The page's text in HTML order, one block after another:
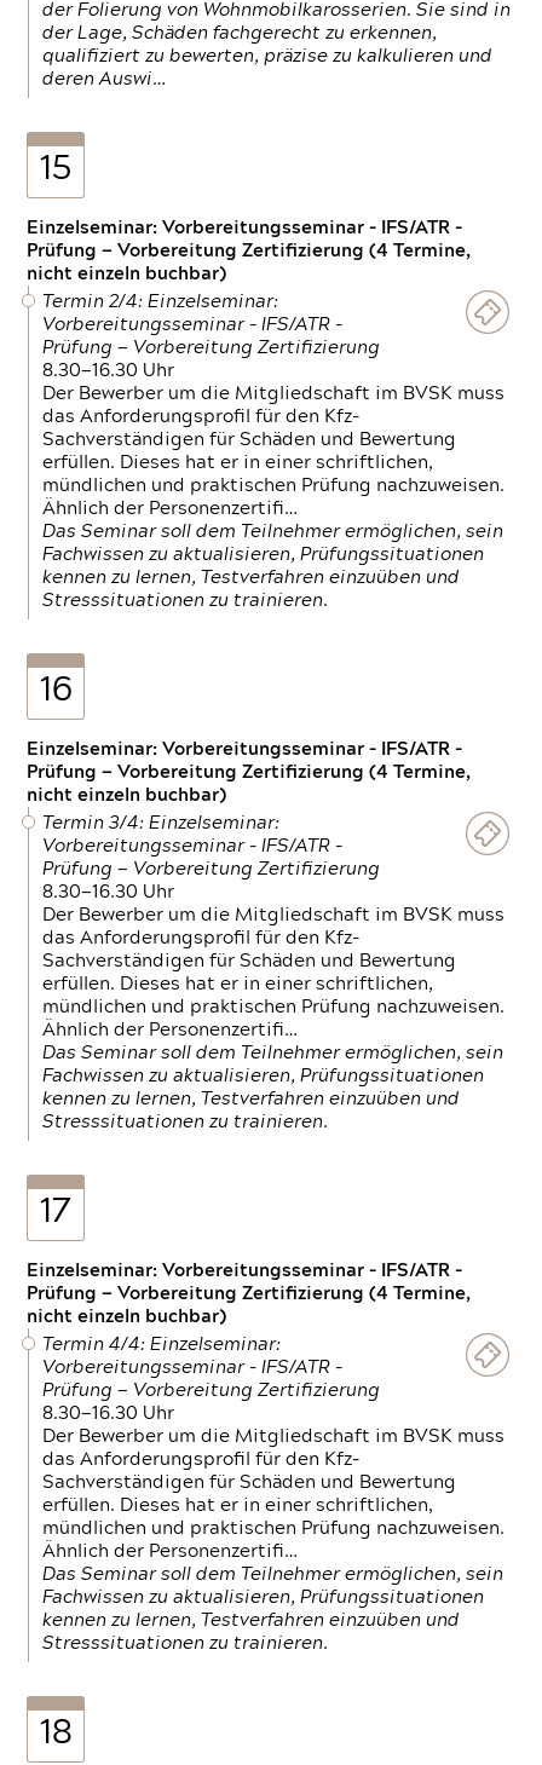
der Folierung von Wohnmobilkarosserien. Sie sind in
der Lage, Schäden fachgerecht zu erkennen,
qualifiziert zu bewerten, präzise zu kalkulieren und
deren Auswi…
15
Einzelseminar: Vorbereitungsseminar - IFS/ATR -
Prüfung — Vorbereitung Zertifizierung (4 Termine,
nicht einzeln buchbar)
Termin 2/4: Einzelseminar:
Vorbereitungsseminar - IFS/ATR -
Prüfung — Vorbereitung Zertifizierung
8.30—16.30 Uhr
Der Bewerber um die Mitgliedschaft im BVSK muss
das Anforderungsprofil für den Kfz-
Sachverständigen für Schäden und Bewertung
erfüllen. Dieses hat er in einer schriftlichen,
mündlichen und praktischen Prüfung nachzuweisen.
Ähnlich der Personenzertifi…
Das Seminar soll dem Teilnehmer ermöglichen, sein
Fachwissen zu aktualisieren, Prüfungssituationen
kennen zu lernen, Testverfahren einzuüben und
Stresssituationen zu trainieren.
16
Einzelseminar: Vorbereitungsseminar - IFS/ATR -
Prüfung — Vorbereitung Zertifizierung (4 Termine,
nicht einzeln buchbar)
Termin 3/4: Einzelseminar:
Vorbereitungsseminar - IFS/ATR -
Prüfung — Vorbereitung Zertifizierung
8.30—16.30 Uhr
Der Bewerber um die Mitgliedschaft im BVSK muss
das Anforderungsprofil für den Kfz-
Sachverständigen für Schäden und Bewertung
erfüllen. Dieses hat er in einer schriftlichen,
mündlichen und praktischen Prüfung nachzuweisen.
Ähnlich der Personenzertifi…
Das Seminar soll dem Teilnehmer ermöglichen, sein
Fachwissen zu aktualisieren, Prüfungssituationen
kennen zu lernen, Testverfahren einzuüben und
Stresssituationen zu trainieren.
17
Einzelseminar: Vorbereitungsseminar - IFS/ATR -
Prüfung — Vorbereitung Zertifizierung (4 Termine,
nicht einzeln buchbar)
Termin 4/4: Einzelseminar:
Vorbereitungsseminar - IFS/ATR -
Prüfung — Vorbereitung Zertifizierung
8.30—16.30 Uhr
Der Bewerber um die Mitgliedschaft im BVSK muss
das Anforderungsprofil für den Kfz-
Sachverständigen für Schäden und Bewertung
erfüllen. Dieses hat er in einer schriftlichen,
mündlichen und praktischen Prüfung nachzuweisen.
Ähnlich der Personenzertifi…
Das Seminar soll dem Teilnehmer ermöglichen, sein
Fachwissen zu aktualisieren, Prüfungssituationen
kennen zu lernen, Testverfahren einzuüben und
Stresssituationen zu trainieren.
18